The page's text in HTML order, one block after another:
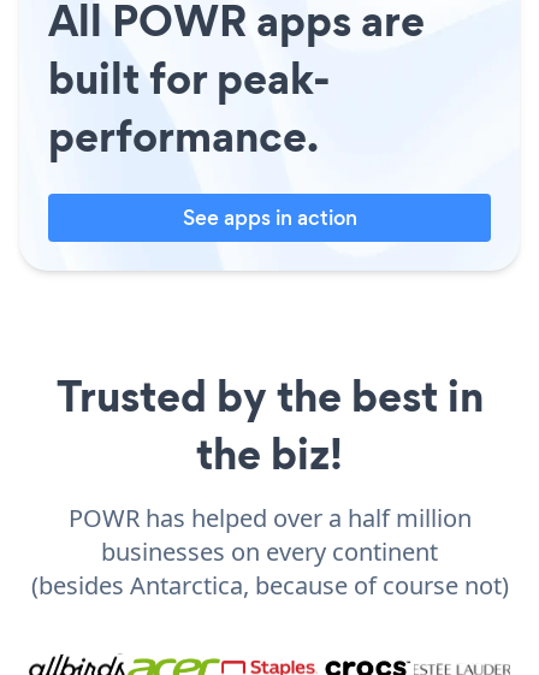
All POWR apps are
built for peak-
performance.
See apps in action
Trusted by the best in
the biz!
POWR has helped over a half million
businesses on every continent
(besides Antarctica, because of course not)